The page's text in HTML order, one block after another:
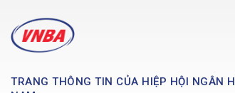
TRANG THÔNG TIN CỦA HIỆP HỘI NGÂN